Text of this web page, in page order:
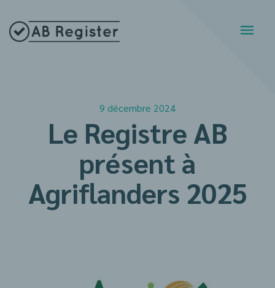
9 décembre 2024
Le Registre AB
présent à
Agriflanders 2025